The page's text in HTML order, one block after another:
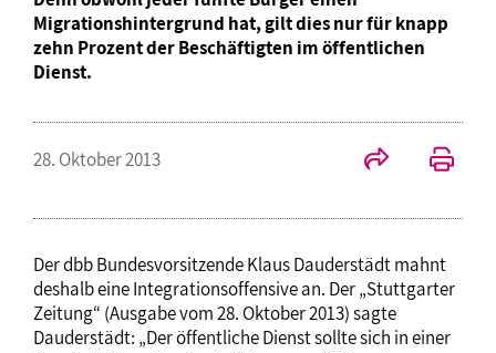
Migrationshintergrund hat, gilt dies nur für knapp
zehn Prozent der Beschäftigten im öffentlichen
Dienst.
28. Oktober 2013
Der dbb Bundesvorsitzende Klaus Dauderstädt mahnt
deshalb eine Integrationsoffensive an. Der „Stuttgarter
Zeitung“ (Ausgabe vom 28. Oktober 2013) sagte
Dauderstädt: „Der öffentliche Dienst sollte sich in einer